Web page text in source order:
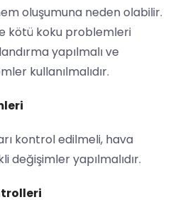
oluşumuna neden olabilir.
kötü koku problemleri
yapılmalı ve
kullanılmalıdır.
kontrol edilmeli, hava
değişimler yapılmalıdır.